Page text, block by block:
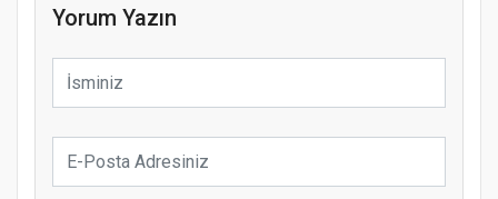
Yorum Yazın